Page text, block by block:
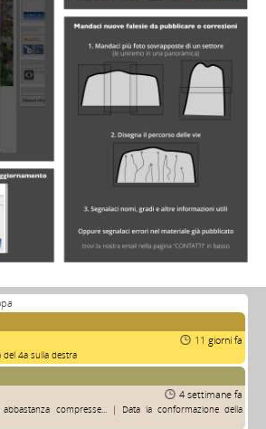
11 giorni fa
del 4a sulla destra
4 settimane fa
compresse... | Data la conformazione della